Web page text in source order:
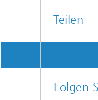
Teilen
Folgen